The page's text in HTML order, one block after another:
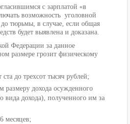
с зарплатой «в
возможность уголовной
до тюрьмы, в случае, если общая
будет выявлена и доказана.
Федерации за данное
размере грозит физическому
до трехсот тысяч рублей;
дохода осужденного
вида дохода), полученного им за
месяцев;